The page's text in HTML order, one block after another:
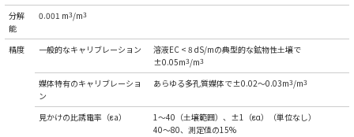
分解
能
0.001 m3/m3
精度 一般的なキャリブレーション
溶液EC < 8 dS/mの典型的な鉱物性土壌で
±0.05m3/m3
媒体特有のキャリブレーショ
ン
あらゆる多孔質媒体で±0.02～0.03m3/m3
見かけの比誘電率（εa）
1～40（土壌範囲）、±1（εα）（単位なし）
40～80、測定値の15%